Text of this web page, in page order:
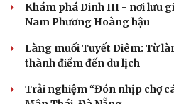
Du lịch